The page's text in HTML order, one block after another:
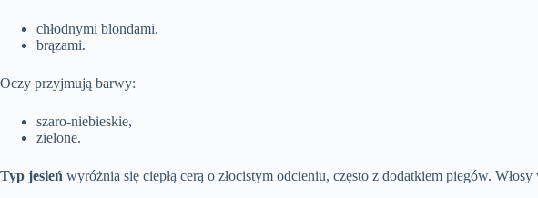
chłodnymi blondami,
brązami.
Oczy przyjmują barwy:
szaro-niebieskie,
zielone.
Typ jesień wyróżnia się ciepłą cerą o złocistym odcieniu, często z dodatkiem piegów.